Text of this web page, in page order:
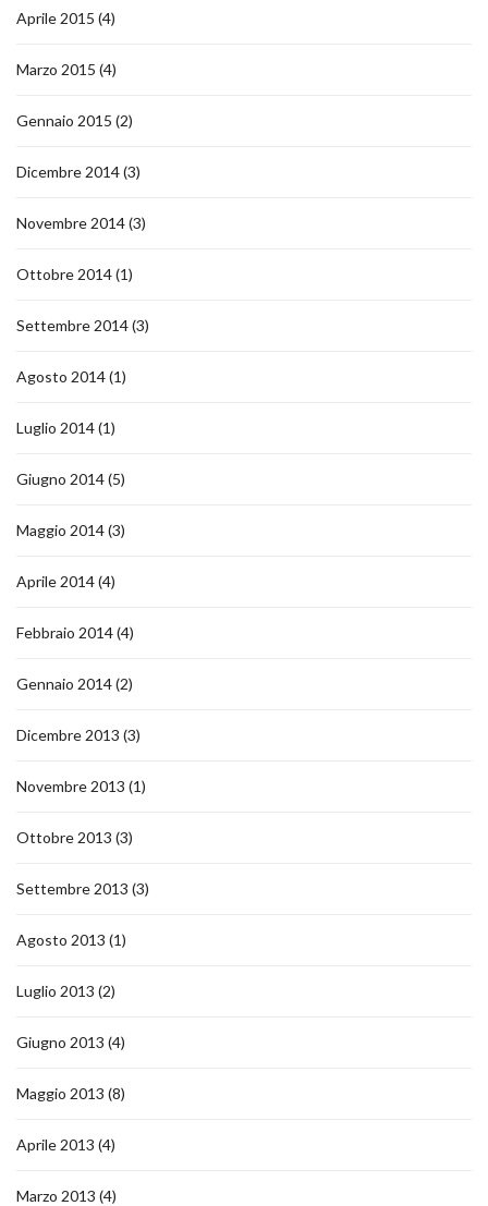
Aprile 2015 (4)
Marzo 2015 (4)
Gennaio 2015 (2)
Dicembre 2014(3)
Novembre 2014(3)
Ottobre 2014(1)
Settembre 2014(3)
Agosto 2014(1)
Luglio 2014(1)
Giugno 2014(5)
Maggio 2014(3)
Aprile 2014(4)
Febbraio 2014(4)
Gennaio 2014(2)
Dicembre 2013 (3)
Novembre 2013 (1)
Ottobre 2013 (3)
Settembre 2013 (3)
Agosto 2013 (1)
Luglio 2013 (2)
Giugno 2013 (4)
Maggio 2013 (8)
Aprile 2013 (4)
Marzo 2013 (4)